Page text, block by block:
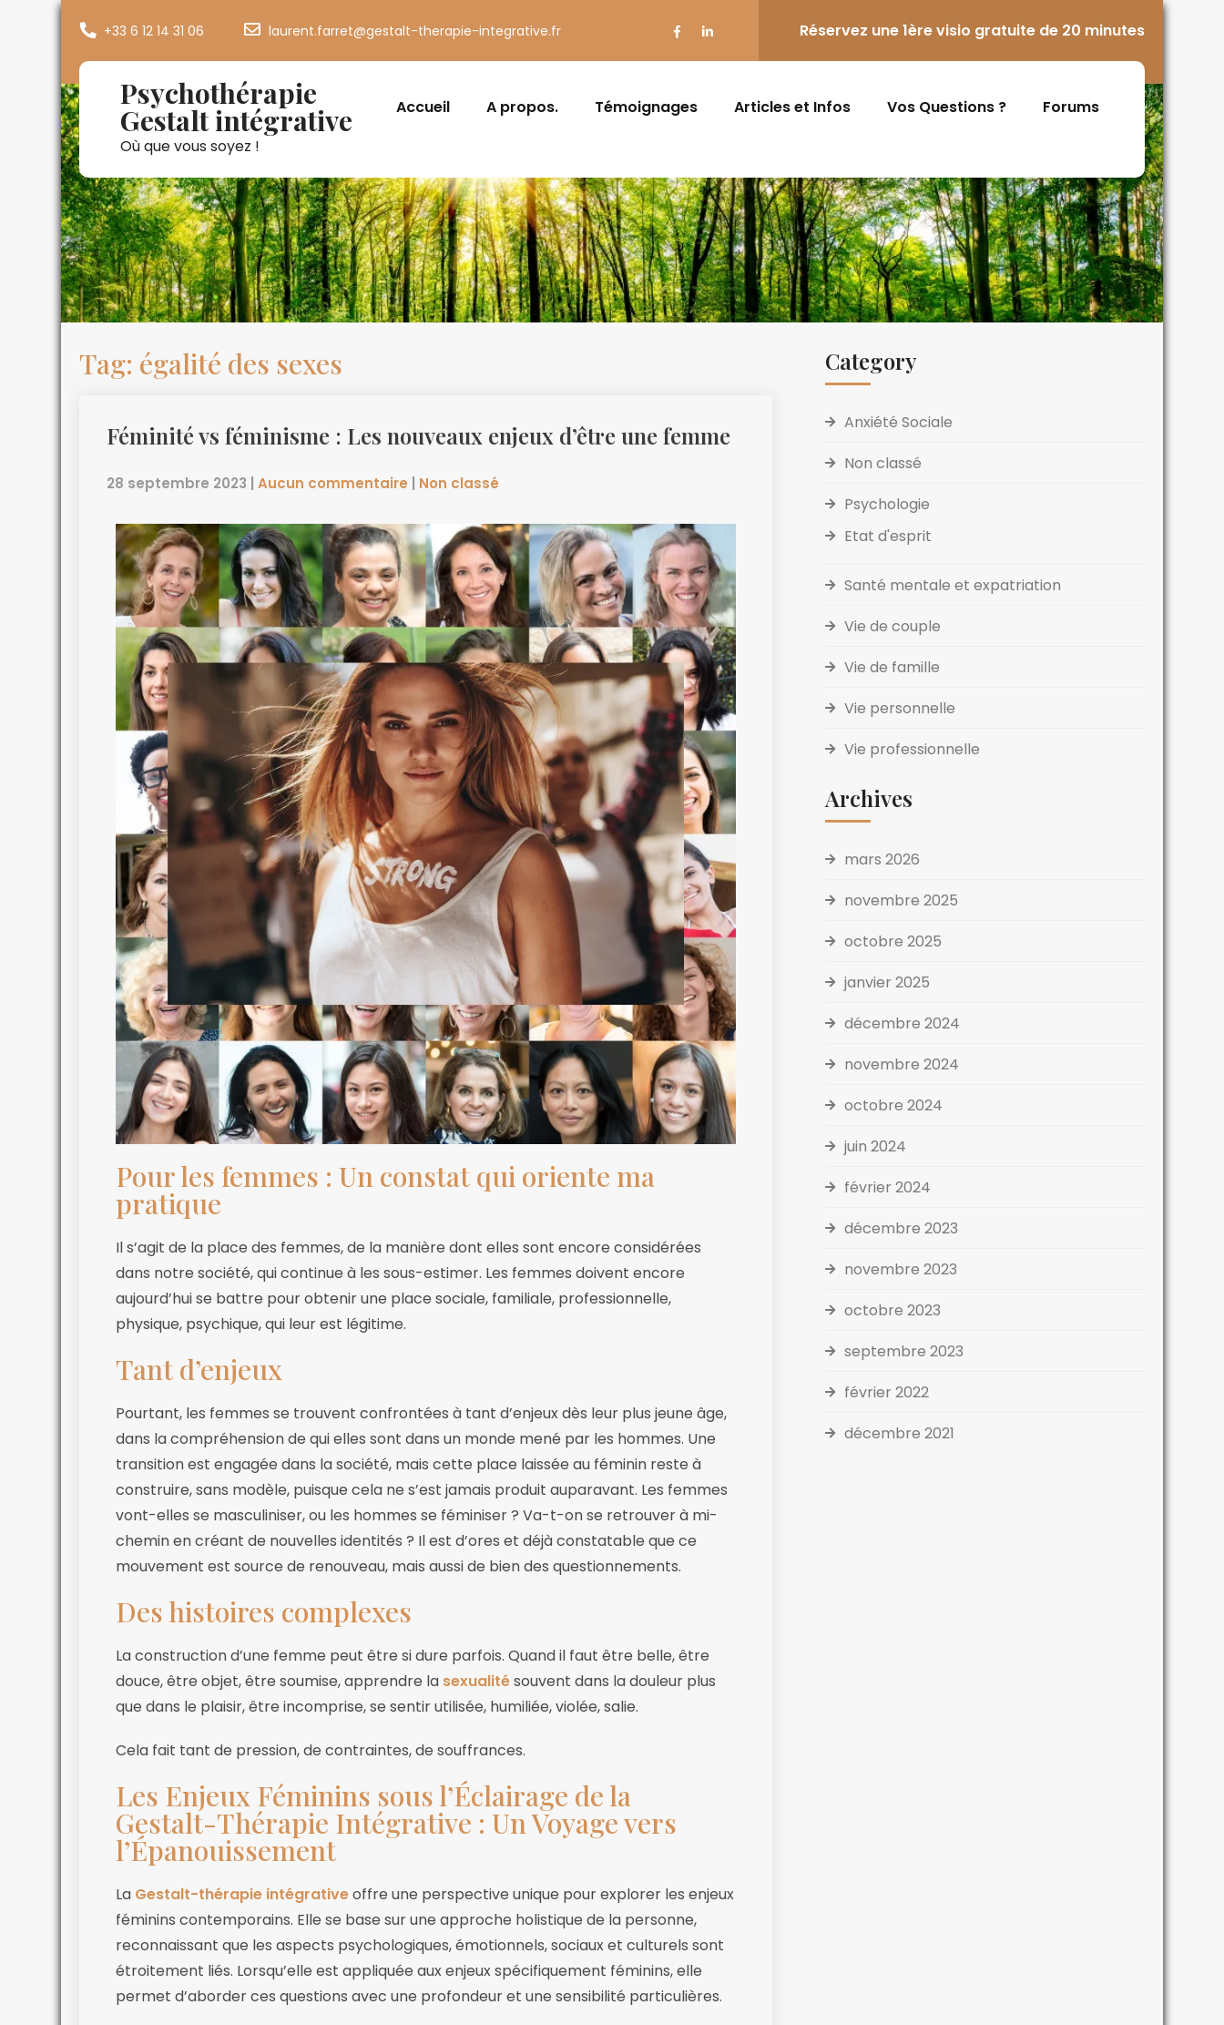
+33 6 12 14 31 06 laurent.farret@gestalt-therapie-integrative.fr Réservez une 1ère visio gratuite de 20 minutes
Psychothérapie
Gestalt intégrative
Où que vous soyez !
Accueil A propos. Témoignages Articles et Infos Vos Questions ? Forums
Tag: égalité des sexes
Féminité vs féminisme : Les nouveaux enjeux d’être une femme
28 septembre 2023 Aucun commentaire Non classé
Pour les femmes : Un constat qui oriente ma
pratique
Il s’agit de la place des femmes, de la manière dont elles sont encore considérées
dans notre société, qui continue à les sous-estimer. Les femmes doivent encore
aujourd’hui se battre pour obtenir une place sociale, familiale, professionnelle,
physique, psychique, qui leur est légitime.
Tant d’enjeux
Pourtant, les femmes se trouvent confrontées à tant d’enjeux dès leur plus jeune âge,
dans la compréhension de qui elles sont dans un monde mené par les hommes. Une
transition est engagée dans la société, mais cette place laissée au féminin reste à
construire, sans modèle, puisque cela ne s’est jamais produit auparavant. Les femmes
vont-elles se masculiniser, ou les hommes se féminiser ? Va-t-on se retrouver à mi-
chemin en créant de nouvelles identités ? Il est d’ores et déjà constatable que ce
mouvement est source de renouveau, mais aussi de bien des questionnements.
Des histoires complexes
La construction d’une femme peut être si dure parfois. Quand il faut être belle, être
douce, être objet, être soumise, apprendre la sexualitésouvent dans la douleur plus
que dans le plaisir, être incomprise, se sentir utilisée, humiliée, violée, salie.
Cela fait tant de pression, de contraintes, de souffrances.
Les Enjeux Féminins sous l’Éclairage de la
Gestalt-Thérapie Intégrative : Un Voyage vers
l’Épanouissement
La Gestalt-thérapie intégrativeoffre une perspective unique pour explorer les enjeux
féminins contemporains. Elle se base sur une approche holistique de la personne,
reconnaissant que les aspects psychologiques, émotionnels, sociaux et culturels sont
étroitement liés. Lorsqu’elle est appliquée aux enjeux spécifiquement féminins, elle
permet d’aborder ces questions avec une profondeur et une sensibilité particulières.
Category
Anxiété Sociale
Non classé
Psychologie
Etat d'esprit
Santé mentale et expatriation
Vie de couple
Vie de famille
Vie personnelle
Vie professionnelle
Archives
mars 2026
novembre 2025
octobre 2025
janvier 2025
décembre 2024
novembre 2024
octobre 2024
juin 2024
février 2024
décembre 2023
novembre 2023
octobre 2023
septembre 2023
février 2022
décembre 2021